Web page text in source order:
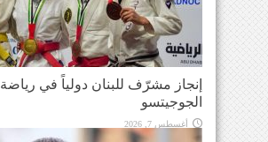
إنجاز مشرّف للبنان دولياً في رياضة
الجوجيتسو
أغسطس 7, 2026